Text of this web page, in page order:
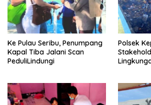
Ke Pulau Seribu, Penumpang
Kapal Tiba Jalani Scan
PeduliLindungi
Polsek